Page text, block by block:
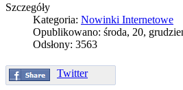
Szczegóły
Kategoria: Nowinki Internetowe
Opublikowano: środa, 20,
Odsłony: 3563
Twitter